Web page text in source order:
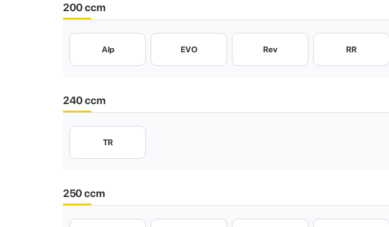
200 ccm
Alp EVO Rev RR
240 ccm
TR
250 ccm